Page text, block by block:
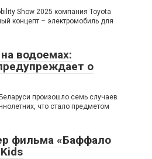
Show 2025 компания Toyota
концепт – электромобиль для
водоемах:
о
произошло семь случаев
что стало предметом
фильма «Баффало